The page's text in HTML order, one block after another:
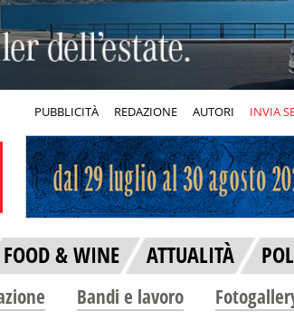
PUBBLICITÀ REDAZIONE AUTORI INVIA
FOOD & WINE ATTUALITÀ
Bandi e lavoro